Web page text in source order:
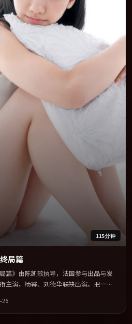
115分钟
局篇
篇》由陈凯歌执导，法国参与出品与发
主演，杨幂、刘德华联袂出演。把一场
统一。定于 2026-12-25 在内地院线及主
话题片中口碑稳健，适合喜欢强情节与
26